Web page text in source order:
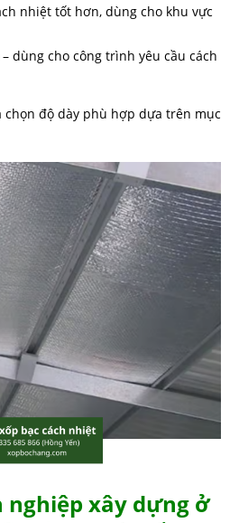
nhiệt tốt hơn, dùng cho khu vực
– dùng cho công trình yêu cầu cách
chọn độ dày phù hợp dựa trên mục
nghiệp xây dựng ở